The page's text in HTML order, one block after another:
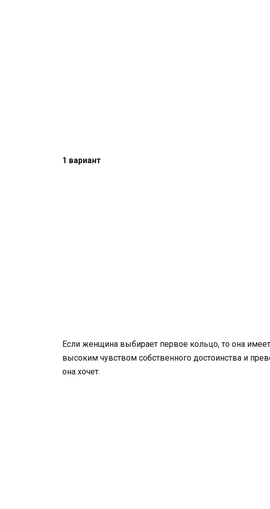
1 вариант
Если женщина выбирает первое кольцо, то она
высоким чувством собственного достоинства и
она хочет.